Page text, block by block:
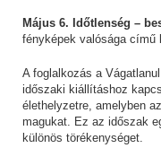
Május 6. Időtlenség –
fényképek valósága című
A foglalkozás a
időszaki kiállításhoz
élethelyzetre, amelyben
magukat. Ez az időszak
különös törékenységet.